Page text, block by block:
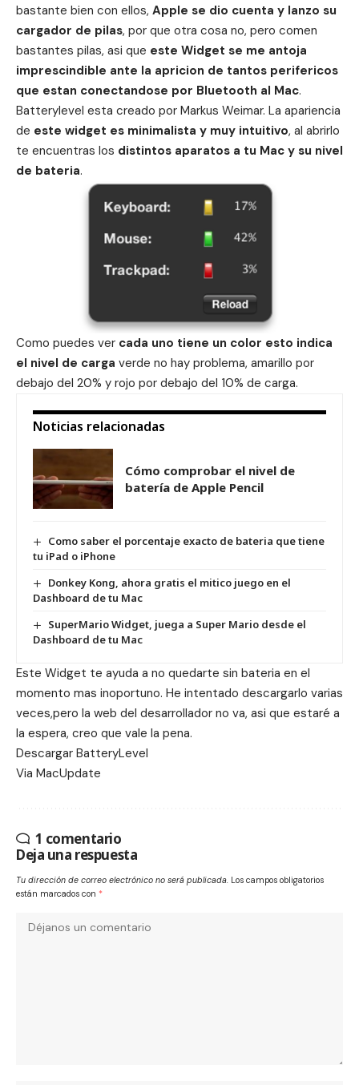
bastante bien con ellos, Apple se dio cuenta y lanzo su
cargador de pilas, por que otra cosa no, pero comen
bastantes pilas, asi que este Widget se me antoja
imprescindible ante la apricion de tantos perifericos
que estan conectandose por Bluetooth al Mac.
Batterylevel esta creado por Markus Weimar. La apariencia
de este widget es minimalista y muy intuitivo, al abrirlo
te encuentras los distintos aparatos a tu Mac y su nivel
de bateria.
Como puedes ver cada uno tiene un color esto indica
el nivel de carga verde no hay problema, amarillo por
debajo del 20% y rojo por debajo del 10% de carga.
Noticias relacionadas
Cómo comprobar el nivel de
batería de Apple Pencil
Como saber el porcentaje exacto de bateria que tiene
tu iPad o iPhone
Donkey Kong, ahora gratis el mitico juego en el
Dashboard de tu Mac
SuperMario Widget, juega a Super Mario desde el
Dashboard de tu Mac
Este Widget te ayuda a no quedarte sin bateria en el
momento mas inoportuno. He intentado descargarlo varias
veces,pero la web del desarrollador no va, asi que estaré a
la espera, creo que vale la pena.
Descargar BatteryLevel
Via MacUpdate
1 comentario
Deja una respuesta
Tu dirección de correo electrónico no será publicada. Los campos obligatorios
están marcados con *